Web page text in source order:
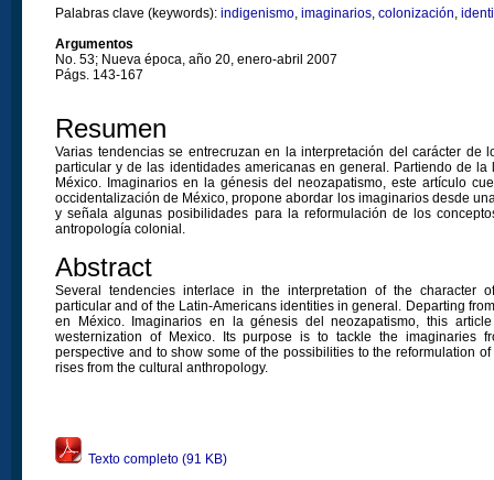
Palabras clave (keywords): indigenismo imaginarios colonización
Argumentos
No. 53; Nueva época, año 20, enero-abril 2007
Págs. 143-167
Resumen
Varias tendencias se entrecruzan en la interpretación del carácter de
particular y de las identidades americanas en general. Partiendo de
México. Imaginarios en la génesis del neozapatismo, este artículo
occidentalización de México, propone abordar los imaginarios desde
y señala algunas posibilidades para la reformulación de los
antropología colonial.
Abstract
Several tendencies interlace in the interpretation of the character
particular and of the Latin-Americans identities in general. Departing
en México. Imaginarios en la génesis del neozapatismo, this
westernization of Mexico. Its purpose is to tackle the imaginaries
perspective and to show some of the possibilities to the reformulation
rises from the cultural anthropology.
Texto completo (91 KB)